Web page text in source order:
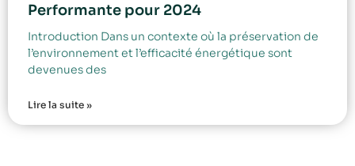
Performante pour 2024
Introduction Dans un contexte où la préservation de
l’environnement et l’efficacité énergétique sont
devenues des
Lire la suite »